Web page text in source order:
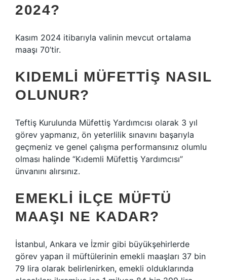
2024?
Kasım 2024 itibarıyla valinin mevcut ortalama
maaşı 70’tir.
KIDEMLI MÜFETTIŞ NASIL
OLUNUR?
Teftiş Kurulunda Müfettiş Yardımcısı olarak 3 yıl
görev yapmanız, ön yeterlilik sınavını başarıyla
geçmeniz ve genel çalışma performansınız olumlu
olması halinde “Kıdemli Müfettiş Yardımcısı”
ünvanını alırsınız.
EMEKLI ILÇE MÜFTÜ
MAAŞI NE KADAR?
İstanbul, Ankara ve İzmir gibi büyükşehirlerde
görev yapan il müftülerinin emekli maaşları 37 bin
79 lira olarak belirlenirken, emekli olduklarında